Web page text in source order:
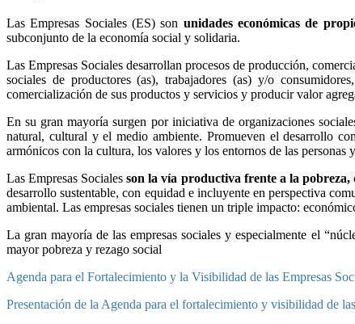
Las Empresas Sociales (ES) son unidades económicas de
subconjunto de la economía social y solidaria.
Las Empresas Sociales desarrollan procesos de producción,
sociales de productores (as), trabajadores (as) y/o
comercialización de sus productos y servicios y producir valor
En su gran mayoría surgen por iniciativa de organizaciones
natural, cultural y el medio ambiente. Promueven el desarrollo
armónicos con la cultura, los valores y los entornos de las personas
Las Empresas Socialesson la vía productiva frente a la pobreza,
desarrollo sustentable, con equidad e incluyente en perspectiva
ambiental. Las empresas sociales tienen un triple impacto:
La gran mayoría de las empresas sociales y especialmente el
mayor pobreza y rezago social
Agenda para el Fortalecimiento y la Visibilidad de las Empresas
Presentación de la Agenda para el fortalecimiento y visibilidad de